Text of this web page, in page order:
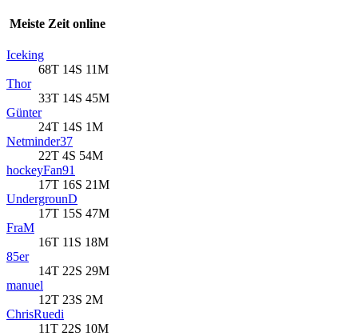
Meiste Zeit online
Iceking
68T 14S 11M
Thor
33T 14S 45M
Günter
24T 14S 1M
Netminder37
22T 4S 54M
hockeyFan91
17T 16S 21M
UndergrounD
17T 15S 47M
FraM
16T 11S 18M
85er
14T 22S 29M
manuel
12T 23S 2M
ChrisRuedi
11T 22S 10M